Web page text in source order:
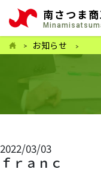
南さつま
お知らせ
2022/03/03
ｆｒａｎｃ